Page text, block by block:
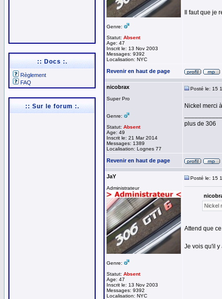
:: Docs :.
Règlement
FAQ
:: Sur le forum :.
Genre:
Statut: Absent
Age: 47
Inscrit le: 13 Nov 2003
Messages: 9392
Localisation: NYC
Il faut que je
Revenir en haut de page
nicobrax
Super Pro
Genre:
Statut: Absent
Age: 49
Inscrit le: 21 Mar 2014
Messages: 1389
Localisation: Lognes 77
Posté le: 15
Nickel merci
plus de 306
Revenir en haut de page
JaY
Administrateur
Genre:
Statut: Absent
Age: 47
Inscrit le: 13 Nov 2003
Messages: 9392
Localisation: NYC
Posté le: 15
Nickel
Attend que
Je vois qu'il y